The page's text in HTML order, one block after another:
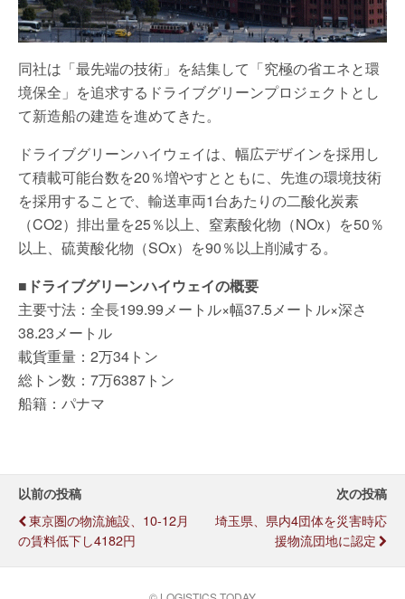
同社は「最先端の技術」を結集して「究極の省エネと環
境保全」を追求するドライブグリーンプロジェクトとし
て新造船の建造を進めてきた。
ドライブグリーンハイウェイは、幅広デザインを採用し
て積載可能台数を20％増やすとともに、先進の環境技術
を採用することで、輸送車両1台あたりの二酸化炭素
（CO2）排出量を25％以上、窒素酸化物（NOx）を50％
以上、硫黄酸化物（SOx）を90％以上削減する。
■ドライブグリーンハイウェイの概要
主要寸法：全長199.99メートル×幅37.5メートル×深さ
38.23メートル
載貨重量：2万34トン
総トン数：7万6387トン
船籍：パナマ
以前の投稿
東京圏の物流施設、10-12月
の賃料低下し4182円
次の投稿
埼玉県、県内4団体を災害時応
援物流団地に認定